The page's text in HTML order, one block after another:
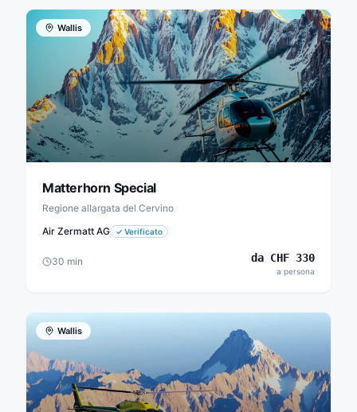
Wallis
Matterhorn Special
Regione allargata del Cervino
Air Zermatt AG
✓ Verificato
30 min da CHF 330
a persona
Wallis